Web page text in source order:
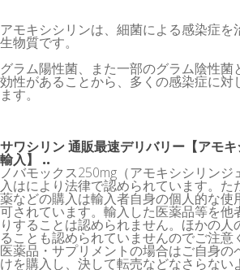
アモキシシリンは、細菌による感染症を
生物質です。
グラム陽性菌、また一部のグラム陰性
効性があることから、多くの感染症に対
ます。
サワシリン 通販最速デリバリー【アモ
輸入】 ..
ノバモックス250mg（アモキシシリン
入はにより法律で認められています。た
薬などの購入は輸入者自身の個人的な使
可されています。輸入した医薬品等を他
りすることは認められません。ほかの人
ることも認められていませんのでご注意
医薬品・サプリメントの場合はご自身の
けを購入し、決して転売などなさらない